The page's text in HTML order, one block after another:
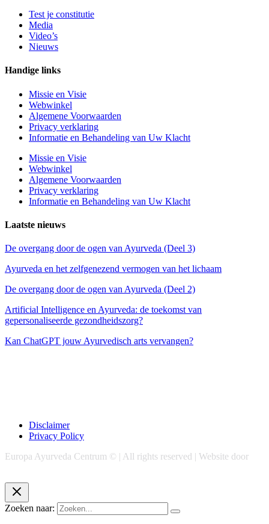
Test je constitutie
Media
Video’s
Nieuws
Handige links
Missie en Visie
Webwinkel
Algemene Voorwaarden
Privacy verklaring
Informatie en Behandeling van Uw Klacht
Missie en Visie
Webwinkel
Algemene Voorwaarden
Privacy verklaring
Informatie en Behandeling van Uw Klacht
Laatste nieuws
De overgang door de ogen van Ayurveda (Deel 3)
Ayurveda en het zelfgenezend vermogen van het lichaam
De overgang door de ogen van Ayurveda (Deel 2)
Artificial Intelligence en Ayurveda: de toekomst van
gepersonaliseerde gezondheidszorg?
Kan ChatGPT jouw Ayurvedisch arts vervangen?
Disclaimer
Privacy Policy
Europa Ayurveda Centrum © | All rights reserved | Website door
Zoeken naar: